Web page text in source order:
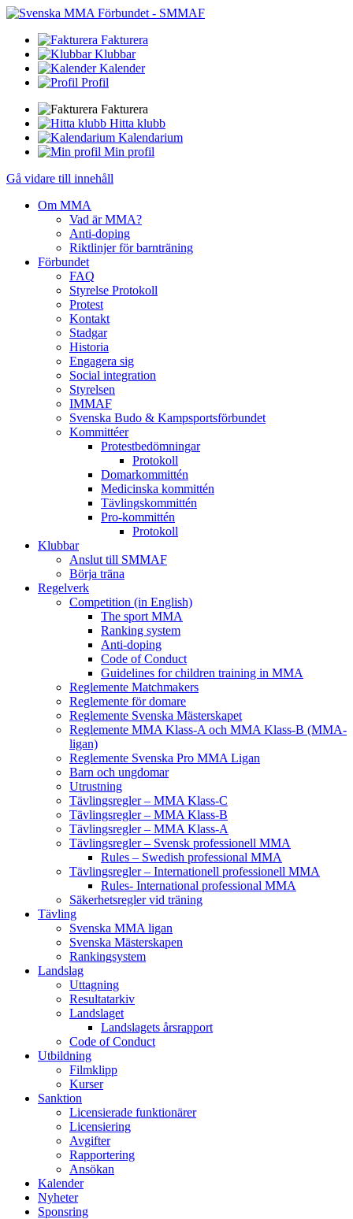
Fakturera
Klubbar
Kalender
Profil
Fakturera
Hitta klubb
Kalendarium
Min profil
Gå vidare till innehåll
Om MMA
Vad är MMA?
Anti-doping
Riktlinjer för barnträning
Förbundet
FAQ
Styrelse Protokoll
Protest
Kontakt
Stadgar
Historia
Engagera sig
Social integration
Styrelsen
IMMAF
Svenska Budo & Kampsportsförbundet
Kommittéer
Protestbedömningar
Protokoll
Domarkommittén
Medicinska kommittén
Tävlingskommittén
Pro-kommittén
Protokoll
Klubbar
Anslut till SMMAF
Börja träna
Regelverk
Competition (in English)
The sport MMA
Ranking system
Anti-doping
Code of Conduct
Guidelines for children training in MMA
Reglemente Matchmakers
Reglemente för domare
Reglemente Svenska Mästerskapet
Reglemente MMA Klass-A och MMA Klass-B (MMA-
ligan)
Reglemente Svenska Pro MMA Ligan
Barn och ungdomar
Utrustning
Tävlingsregler – MMA Klass-C
Tävlingsregler – MMA Klass-B
Tävlingsregler – MMA Klass-A
Tävlingsregler – Svensk professionell MMA
Rules – Swedish professional MMA
Tävlingsregler – Internationell professionell MMA
Rules- International professional MMA
Säkerhetsregler vid träning
Tävling
Svenska MMA ligan
Svenska Mästerskapen
Rankingsystem
Landslag
Uttagning
Resultatarkiv
Landslaget
Landslagets årsrapport
Code of Conduct
Utbildning
Filmklipp
Kurser
Sanktion
Licensierade funktionärer
Licensiering
Avgifter
Rapportering
Ansökan
Kalender
Nyheter
Sponsring